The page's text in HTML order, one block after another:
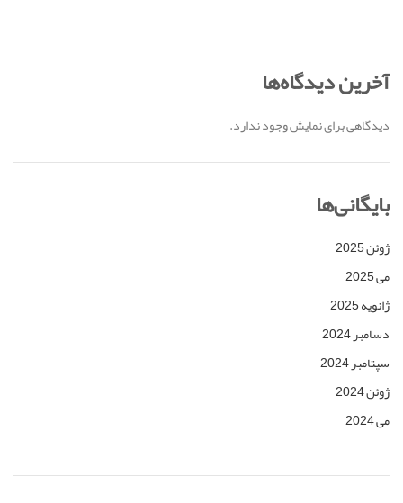
آخرین دیدگاه‌ها
دیدگاهی برای نمایش وجود ندارد.
بایگانی‌ها
ژوئن 2025
می 2025
ژانویه 2025
دسامبر 2024
سپتامبر 2024
ژوئن 2024
می 2024